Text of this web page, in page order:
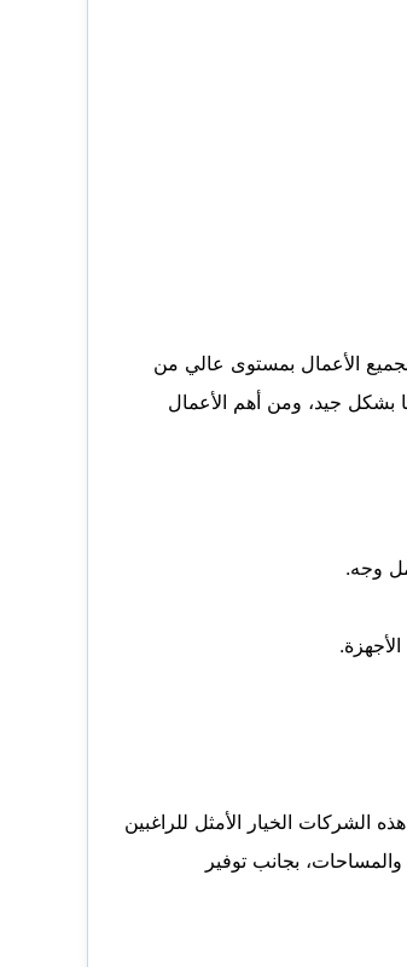
الأعمال بمستوى عالي من
بشكل جيد، ومن أهم الأعمال
وجه.
الخيار الأمثل للراغبين
بجانب توفير